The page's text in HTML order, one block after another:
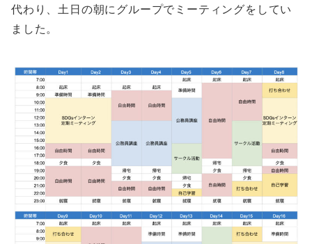
代わり、土日の朝にグループでミーティングをしてい
ました。